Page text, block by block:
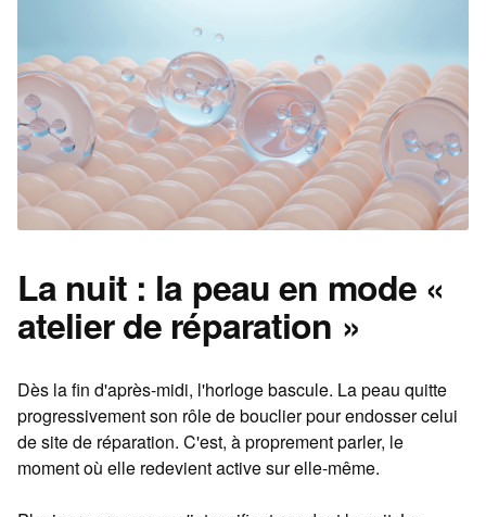
La nuit : la peau en mode «
atelier de réparation »
Dès la fin d'après-midi, l'horloge bascule. La peau quitte
progressivement son rôle de bouclier pour endosser celui
de site de réparation. C'est, à proprement parler, le
moment où elle redevient active sur elle-même.